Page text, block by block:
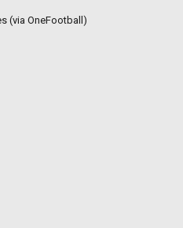
(via OneFootball)